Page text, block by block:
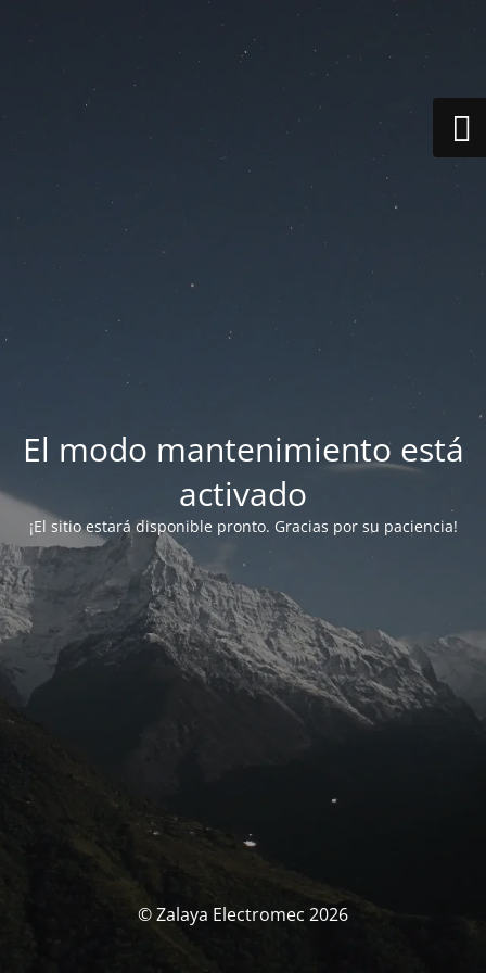
El modo mantenimiento está
activado
¡El sitio estará disponible pronto. Gracias por su paciencia!
© Zalaya Electromec 2026